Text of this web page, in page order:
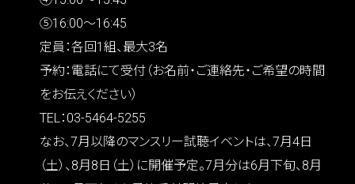
⑤16:00〜16:45
定員：各回1組、最大3名
予約：電話にて受付（お名前・ご連絡先・ご希望の時間
をお伝えください）
TEL：03-5464-5255
なお、7月以降のマンスリー試聴イベントは、7月4日
（土）、8月8日（土）に開催予定。7月分は6月下旬、8月